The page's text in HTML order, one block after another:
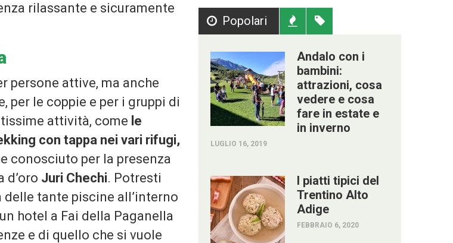
rilassante e sicuramente
persone attive, ma anche
per le coppie e per i gruppi di
attività, come le
con tappa nei vari rifugi,
conosciuto per la presenza
d’oro Juri Chechi. Potresti
tante piscine all’interno
hotel a Fai della Paganella
e di quello che si vuole
Popolari Recenti
Andalo con i
bambini:
attrazioni, cosa
vedere e cosa
fare in estate e
in inverno
LUGLIO 16, 2019
I piatti tipici del
Trentino Alto
Adige
FEBBRAIO 6, 2020